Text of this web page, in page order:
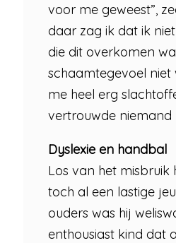
voor me geweest”,
daar zag ik dat ik
die dit overkomen
schaamtegevoel niet
me heel erg
vertrouwde niemand
Dyslexie en handbal
Los van het misbruik
toch al een lastige
ouders was hij
enthousiast kind dat